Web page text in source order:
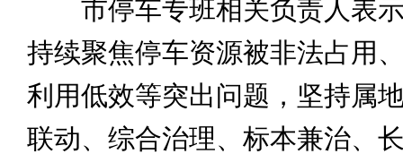
市停车专班相关负责人表示
持续聚焦停车资源被非法占用
利用低效等突出问题，坚持属
联动、综合治理、标本兼治、